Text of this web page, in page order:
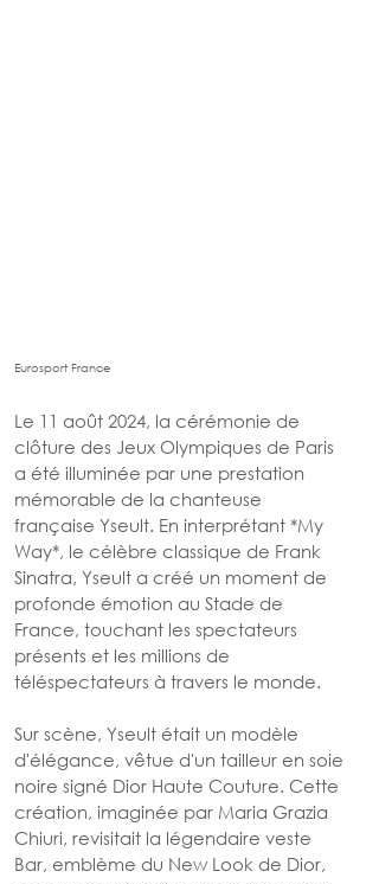
Eurosport France
Le 11 août 2024, la cérémonie de
clôture des Jeux Olympiques de Paris
a été illuminée par une prestation
mémorable de la chanteuse
française Yseult. En interprétant *My
Way*, le célèbre classique de Frank
Sinatra, Yseult a créé un moment de
profonde émotion au Stade de
France, touchant les spectateurs
présents et les millions de
téléspectateurs à travers le monde.
Sur scène, Yseult était un modèle
d'élégance, vêtue d'un tailleur en soie
noire signé Dior Haute Couture. Cette
création, imaginée par Maria Grazia
Chiuri, revisitait la légendaire veste
Bar, emblème du New Look de Dior,